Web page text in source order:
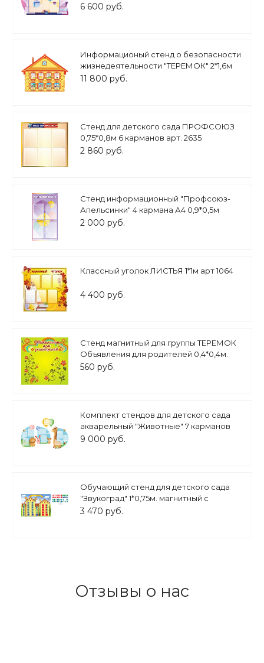
карманов А4., арт. ИН783
6 600 руб.
Информационый стенд о безопасности
жизнедеятельности "ТЕРЕМОК" 2*1,6м
арт. БЕЗ1871
11 800 руб.
Стенд для детского сада ПРОФСОЮЗ
0,75*0,8м 6 карманов арт. 2635
2 860 руб.
Стенд информационный "Профсоюз-
Апельсинки" 4 кармана А4 0,9*0,5м
арт.2403
2 000 руб.
Классный уголок ЛИСТЬЯ 1*1м арт 1064
4 400 руб.
Стенд магнитный для группы ТЕРЕМОК
Объявления для родителей 0,4*0,4м.
арт.912
560 руб.
Комплект стендов для детского сада
акварельный "Животные" 7 карманов
А4, 2 кармана А5 1,3*1,9м арт.ДС669
9 000 руб.
Обучающий стенд для детского сада
"Звукоград" 1*0,75м. магнитный с
магнитными буквами арт.3543
3 470 руб.
Отзывы о нас